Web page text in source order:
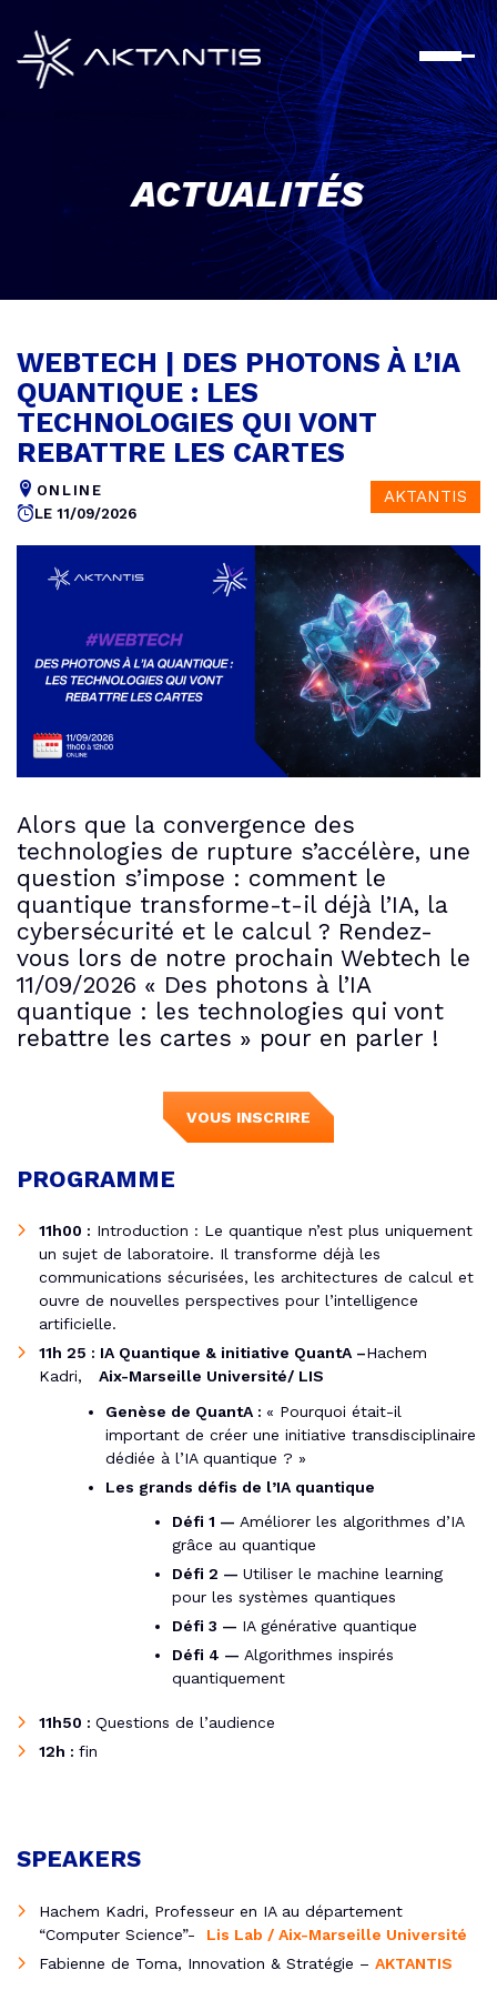
contenu
principal
ACTUALITÉS
WEBTECH | DES PHOTONS À L’IA
QUANTIQUE : LES
TECHNOLOGIES QUI VONT
REBATTRE LES CARTES
ONLINE
LE 11/09/2026
AKTANTIS
Alors que la convergence des
technologies de rupture s’accélère, une
question s’impose : comment le
quantique transforme-t-il déjà l’IA, la
cybersécurité et le calcul ? Rendez-
vous lors de notre prochain Webtech le
11/09/2026 « Des photons à l’IA
quantique : les technologies qui vont
rebattre les cartes » pour en parler !
VOUS INSCRIRE
PROGRAMME
11h00 : Introduction : Le quantique n’est plus uniquement
un sujet de laboratoire. Il transforme déjà les
communications sécurisées, les architectures de calcul et
ouvre de nouvelles perspectives pour l’intelligence
artificielle.
11h 25 : IA Quantique & initiative QuantA –Hachem
Kadri, Aix-Marseille Université/ LIS
Genèse de QuantA : « Pourquoi était-il
important de créer une initiative transdisciplinaire
dédiée à l’IA quantique ? »
Les grands défis de l’IA quantique
Défi 1 — Améliorer les algorithmes d’IA
grâce au quantique
Défi 2 — Utiliser le machine learning
pour les systèmes quantiques
Défi 3 — IA générative quantique
Défi 4 — Algorithmes inspirés
quantiquement
11h50 : Questions de l’audience
12h : fin
SPEAKERS
Hachem Kadri, Professeur en IA au département
“Computer Science”- Lis Lab / Aix-Marseille Université
Fabienne de Toma, Innovation & Stratégie – AKTANTIS